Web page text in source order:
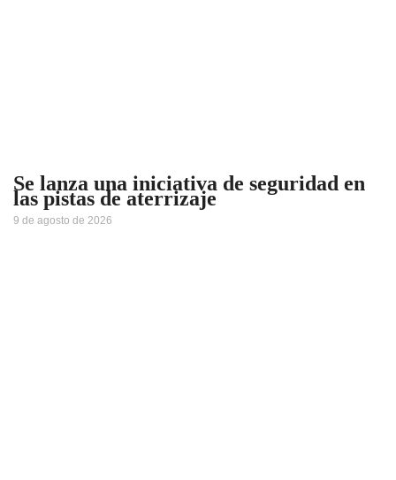
Se lanza una iniciativa de seguridad en
las pistas de aterrizaje
9 de agosto de 2026